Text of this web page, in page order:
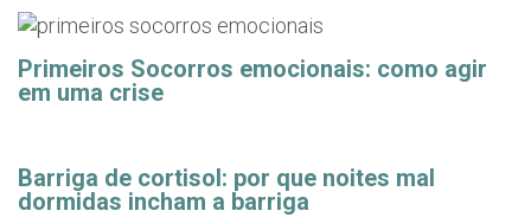
Primeiros Socorros emocionais: como agir
em uma crise
Barriga de cortisol: por que noites mal
dormidas incham a barriga